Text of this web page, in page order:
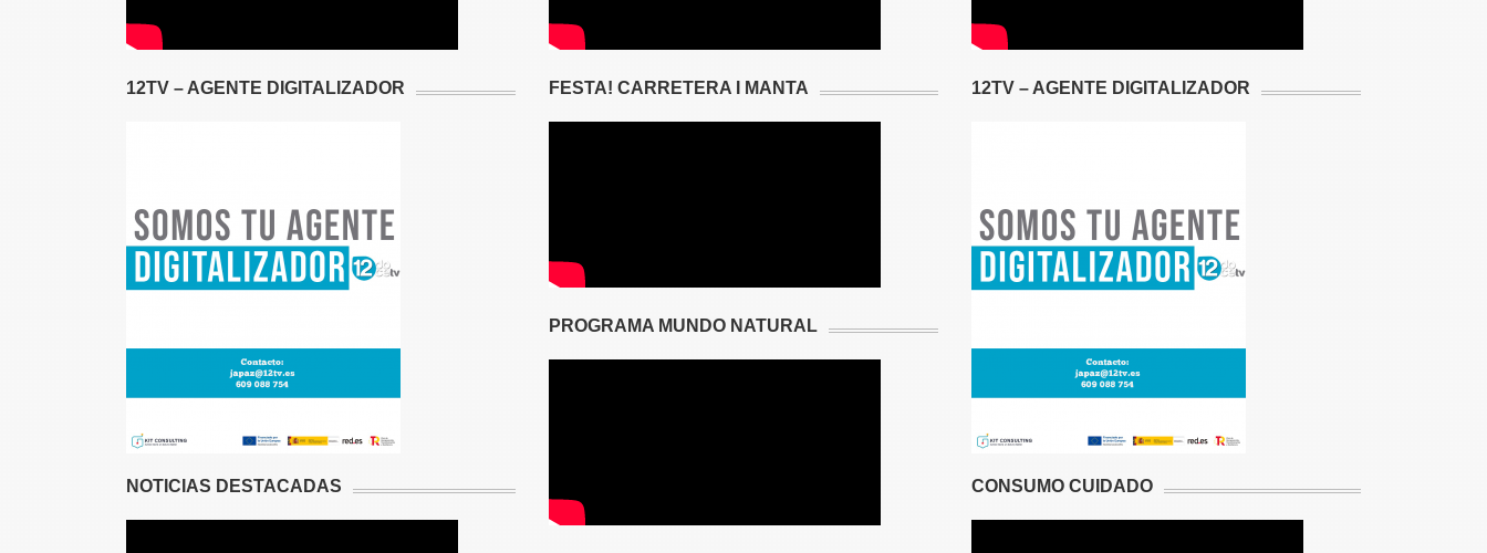
12TV – AGENTE DIGITALIZADOR
NOTICIAS DESTACADAS
FESTA! CARRETERA I MANTA
PROGRAMA MUNDO NATURAL
12TV – AGENTE DIGITALIZADOR
CONSUMO CUIDADO